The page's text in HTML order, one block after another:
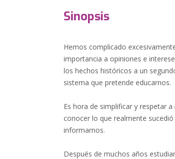
Sinopsis
Hemos complicado
importancia a opiniones e
los hechos históricos a un
sistema que pretende educarnos.
Es hora de simplificar y respetar
conocer lo que realmente
informarnos.
Después de muchos años